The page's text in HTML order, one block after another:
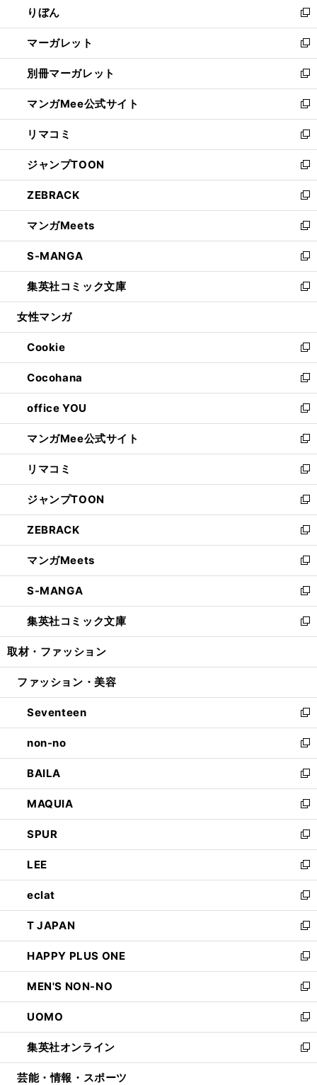
く
で
開
く
ド
ウ
で
開
く
ィ
ン
ド
ウ
で
開
く
りぼん
新
し
い
ウ
ィ
ン
ド
ウ
で
開
く
マーガレット
新
し
い
ウ
ィ
ン
ド
ウ
で
開
く
別冊マーガレット
新
し
い
ウ
ィ
ン
ド
ウ
で
開
く
マンガMee公式サイト
新
し
い
ウ
ィ
ン
ド
ウ
で
開
く
リマコミ
新
し
い
ウ
ィ
ン
ド
ウ
で
開
く
ジャンプTOON
新
し
い
ウ
ィ
ン
ド
ウ
で
開
ZEBRACK
新
し
い
ウ
ィ
ン
ド
ウ
開
く
マンガMeets
新
し
い
ウ
ィ
ン
ウ
で
開
く
S-MANGA
新
し
い
ウ
ン
ド
ウ
で
開
く
集英社コミック文庫
新
し
ウ
ィ
ン
ド
ウ
で
開
く
女性マンガ
Cookie
新
し
い
ウ
ィ
ン
ド
ウ
で
開
く
Cocohana
新
し
い
ウ
ィ
ン
ド
ウ
で
開
く
office YOU
新
し
い
ウ
ィ
ン
ド
ウ
で
開
く
マンガMee公式サイト
新
し
い
ウ
ィ
ン
ド
ウ
で
開
く
リマコミ
新
し
い
ウ
ィ
ン
ド
ウ
で
開
く
ジャンプTOON
新
し
い
ウ
ィ
ン
ド
ウ
で
開
ZEBRACK
新
し
い
ウ
ィ
ン
ド
ウ
開
マンガMeets
新
し
い
ウ
ィ
ン
ウ
開
く
S-MANGA
新
し
い
ウ
ン
ウ
で
開
く
集英社コミック文庫
新
し
ウ
ン
ド
ウ
で
開
く
取材・ファッション
ファッション・美容
Seventeen
新
し
い
ウ
ィ
ン
ド
ウ
で
開
く
non-no
新
し
い
ウ
ィ
ン
ド
ウ
で
開
く
BAILA
新
し
い
ウ
ィ
ン
ド
ウ
で
開
く
MAQUIA
新
し
い
ウ
ィ
ン
ド
ウ
で
開
く
SPUR
新
し
い
ウ
ィ
ン
ド
ウ
で
開
く
LEE
新
し
い
ウ
ィ
ン
ド
ウ
で
開
く
eclat
新
し
い
ウ
ィ
ン
ド
ウ
で
開
く
T JAPAN
新
し
い
ウ
ィ
ン
ド
ウ
で
開
HAPPY PLUS ONE
新
し
い
ウ
ィ
ン
ド
ウ
MEN'S NON-NO
新
し
い
ウ
ィ
ン
UOMO
新
し
い
ウ
集英社オンライン
新
し
芸能・情報・スポーツ